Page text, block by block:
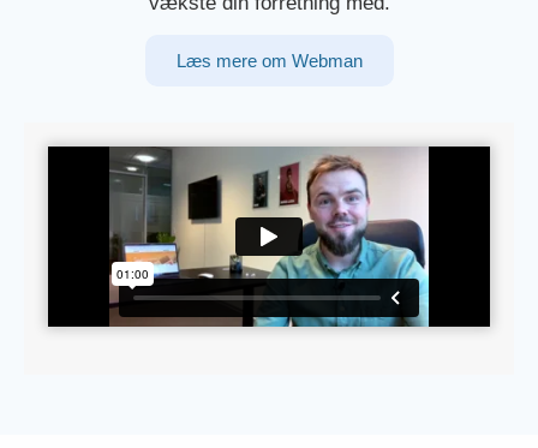
Læs mere om Webman